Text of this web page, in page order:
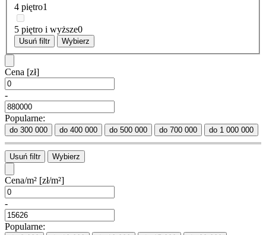
4 piętro1
5 piętro i wyższe0
Usuń filtr Wybierz
Cena [zł]
-
Popularne:
do 300 000 do 400 000 do 500 000 do 700 000 do 1 000 000
Usuń filtr Wybierz
Cena/m² [zł/m²]
-
Popularne: